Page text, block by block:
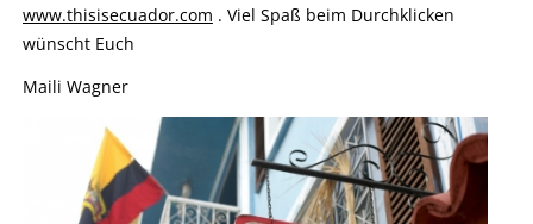
www.thisisecuador.com . Viel Spaß beim Durchklicken
wünscht Euch
Maili Wagner